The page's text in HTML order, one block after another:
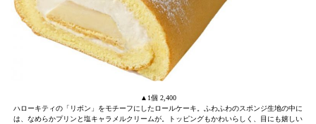
▲1個 2,400
ハローキティの「リボン」をモチーフにしたロールケーキ。ふわふわのスポンジ生地の中に
は、なめらかプリンと塩キャラメルクリームが。トッピングもかわいらしく、目にも嬉しい